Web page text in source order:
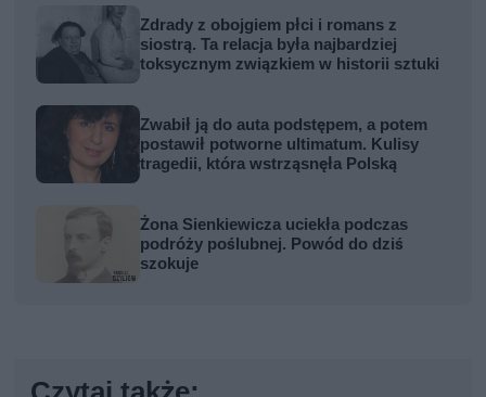
Zdrady z obojgiem płci i romans z
siostrą. Ta relacja była najbardziej
toksycznym związkiem w historii sztuki
Zwabił ją do auta podstępem, a potem
postawił potworne ultimatum. Kulisy
tragedii, która wstrząsnęła Polską
Żona Sienkiewicza uciekła podczas
podróży poślubnej. Powód do dziś
szokuje